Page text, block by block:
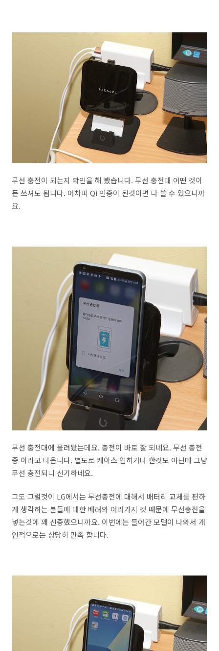
무선 충전이 되는지 확인을 해 봤습니다. 무선 충전대 어떤 것이
든 쓰셔도 됩니다. 어차피 Qi 인증이 된것이면 다 쓸 수 있으니까
요.
무선 충전대에 올려봤는데요. 충전이 바로 잘 되네요. 무선 충전
중 이라고 나옵니다. 별도로 케이스 입히거나 한것도 아닌데 그냥
무선 충전되니 신기하네요.
그도 그럴것이 LG에서는 무선충전에 대해서 배터리 교체를 편하
게 생각하는 분들에 대한 배려와 여러가지 것 때문에 무선충전을
넣는것에 꽤 신중했으니까요. 이번에는 들어간 모델이 나와서 개
인적으로는 상당히 만족 합니다.